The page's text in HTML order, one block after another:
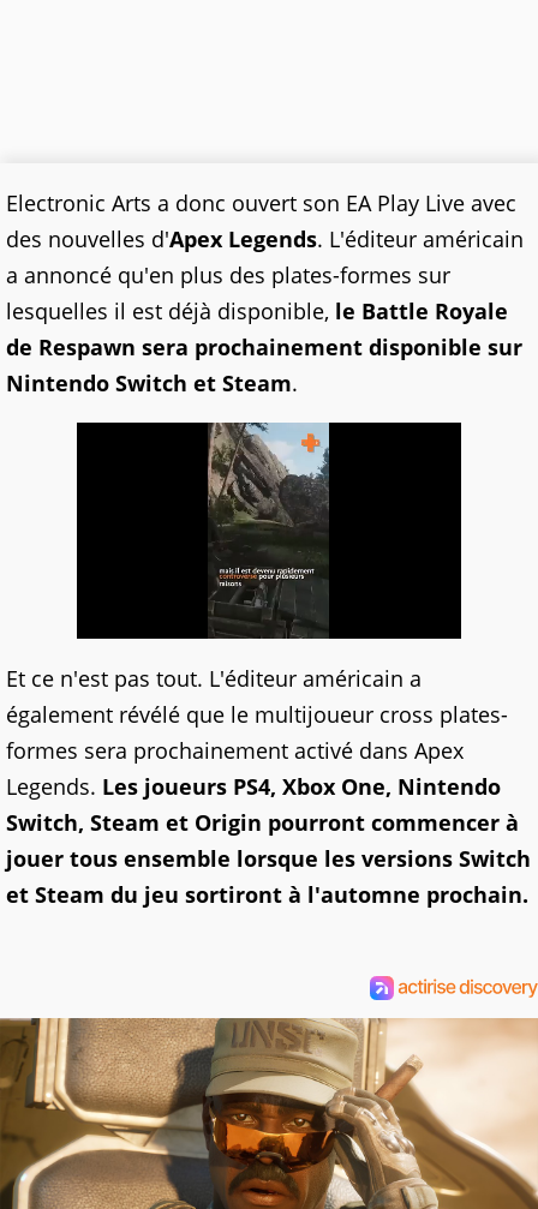
Electronic Arts a donc ouvert son EA Play Live avec
des nouvelles d'Apex Legends. L'éditeur américain
a annoncé qu'en plus des plates-formes sur
lesquelles il est déjà disponible, le Battle Royale
de Respawn sera prochainement disponible sur
Nintendo Switch et Steam.
Et ce n'est pas tout. L'éditeur américain a
également révélé que le multijoueur cross plates-
formes sera prochainement activé dans Apex
Legends. Les joueurs PS4, Xbox One, Nintendo
Switch, Steam et Origin pourront commencer à
jouer tous ensemble lorsque les versions Switch
et Steam du jeu sortiront à l'automne prochain.